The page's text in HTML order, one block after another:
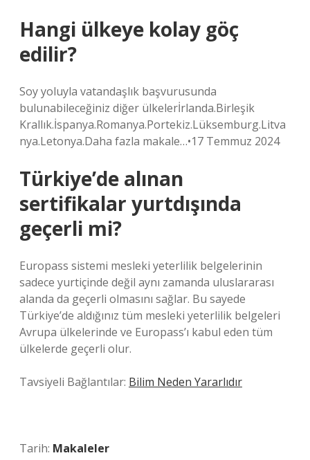
Hangi ülkeye kolay göç
edilir?
Soy yoluyla vatandaşlık başvurusunda
bulunabileceğiniz diğer ülkelerİrlanda.Birleşik
Krallık.İspanya.Romanya.Portekiz.Lüksemburg.Litva
nya.Letonya.Daha fazla makale…•17 Temmuz 2024
Türkiye’de alınan
sertifikalar yurtdışında
geçerli mi?
Europass sistemi mesleki yeterlilik belgelerinin
sadece yurtiçinde değil aynı zamanda uluslararası
alanda da geçerli olmasını sağlar. Bu sayede
Türkiye’de aldığınız tüm mesleki yeterlilik belgeleri
Avrupa ülkelerinde ve Europass’ı kabul eden tüm
ülkelerde geçerli olur.
Tavsiyeli Bağlantılar: Bilim Neden Yararlıdır
Tarih: Makaleler